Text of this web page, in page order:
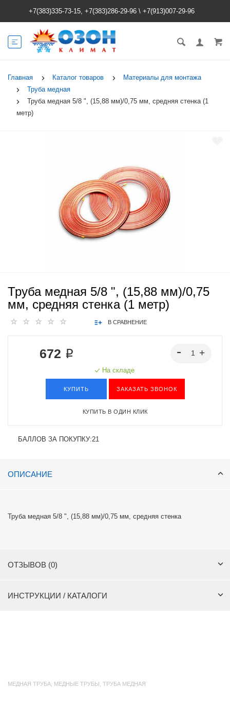
+7(383)335-73-15, +7(383)286-29-96 \ +7(913)007-29-96
Главная Каталог товаров
Материалы для монтажа
Труба медная
Труба медная 5/8 ", (15,88 мм)/0,75 мм, средняя стенка (1
метр)
Труба медная 5/8 ", (15,88 мм)/0,75
мм, средняя стенка (1 метр)
В СРАВНЕНИЕ
672 ₽
На складе
КУПИТЬ ЗАКАЗАТЬ ЗВОНОК
КУПИТЬ В ОДИН КЛИК
БАЛЛОВ ЗА ПОКУПКУ:21
ОПИСАНИЕ
Труба медная 5/8 ", (15,88 мм)/0,75 мм, средняя стенка
ОТЗЫВОВ (0)
ИНСТРУКЦИИ / КАТАЛОГИ
МЕДНАЯ ТРУБА МЕДНЫЕ ТРУБЫ ТРУБА МЕДНАЯ